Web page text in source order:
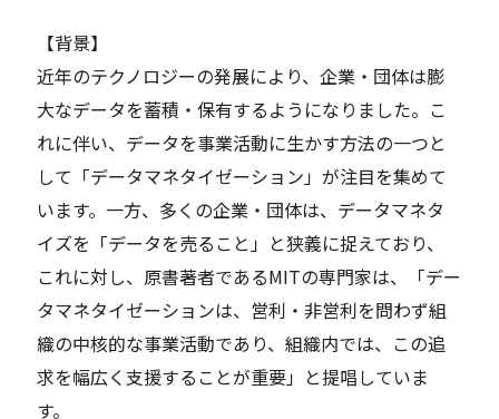
【背景】
近年のテクノロジーの発展により、企業・団体は膨
大なデータを蓄積・保有するようになりました。こ
れに伴い、データを事業活動に生かす方法の一つと
して「データマネタイゼーション」が注目を集めて
います。一方、多くの企業・団体は、データマネタ
イズを「データを売ること」と狭義に捉えており、
これに対し、原書著者であるMITの専門家は、「デー
タマネタイゼーションは、営利・非営利を問わず組
織の中核的な事業活動であり、組織内では、この追
求を幅広く支援することが重要」と提唱していま
す。